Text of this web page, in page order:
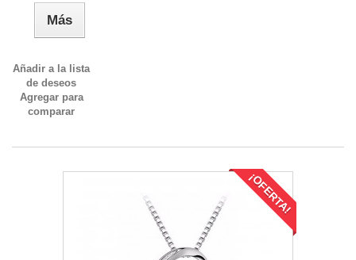
Más
Añadir a la lista
de deseos
Agregar para
comparar
¡OFERTA!